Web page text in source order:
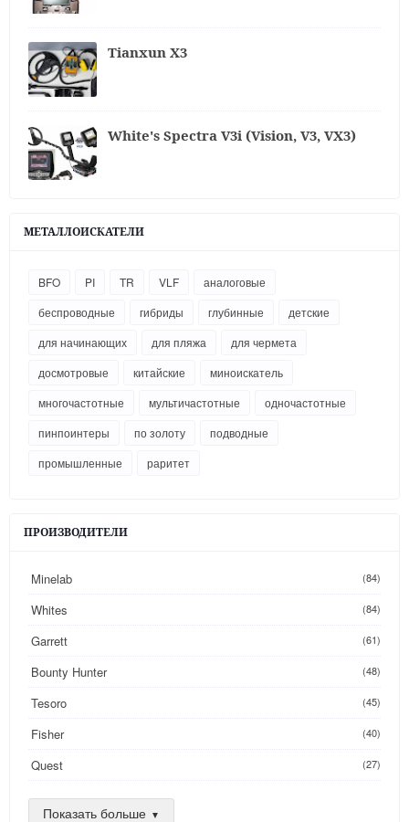
Tianxun X3
White's Spectra V3i (Vision, V3, VX3)
МЕТАЛЛОИСКАТЕЛИ
BFO PI TR VLF
аналоговые
беспроводные
гибриды глубинные
детские
для начинающих
для пляжа
для чермета
досмотровые
китайские
миноискатель
многочастотные
мультичастотные
одночастотные
пинпоинтеры
по золоту
подводные
промышленные
раритет
ПРОИЗВОДИТЕЛИ
Minelab (84)
Whites (84)
Garrett (61)
Bounty Hunter (48)
Tesoro (45)
Fisher (40)
Quest (27)
Golden Mask
Показать больше